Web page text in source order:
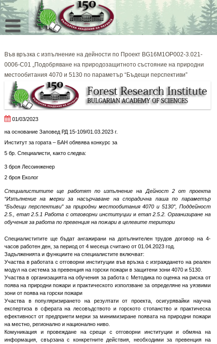
Skip
to
content
Във връзка с изпълнение на дейности по Проект BG16M1OP002-3.021-
0006-C01 „Подобряване на природозащитното състояние на природни
местообитания 4070 и 5130 по параметър “Бъдещи перспективи”
01/03/2023
на основание Заповед РД 15-109/01.03.2023 г.
Институт за гората – БАН обявява конкурс за
5 бр. Специалисти, както следва:
3 броя Лесоинженер
2 броя Еколог
Специалиститите ще работят по изпълнение на Дейност 2 от проекта
“Изпълнение на мерки за насърчаване на спорадична паша по параметър
“Бъдещи перспективи” за природни местообитания 4070 и 5130″, Поддейност
2.5., етап 2.5.1 Работа с отговорни институции и етап 2.5.2. Организиране на
обучения за работа по превенция на пожари в целевите територи
Специалиститите ще бъдат ангажирани на допълнителен трудов договор на 4-
часов работен ден, за период от 4 месеца считано от 01.04.2023 год.
Задълженията и функциите на специалистите включват:
Участва в работата с отговорни институции във връзка с изграждането на реален
модул на система за превенция на горски пожари в защитени зони 4070 и 5130.
Участва в организацията на обучения за работа с Методика по оценка на риска от
поява на природни пожари и практическото използване за определяне на уязвими
зони от поява на горски пожари
Участва в популяризирането на резултати от проекта, осигурявайки научна
експертиза в сферата на лесовъдството и горското стопанство и практическа
ефективност от предприети мерки за минимизиране появата на природни пожари
на местно, регионално и национално ниво.
Комуникация и провеждане на срещи с отговорни институции и обмяна на
информация, свързана с конкретните действия, необходими за превенция на